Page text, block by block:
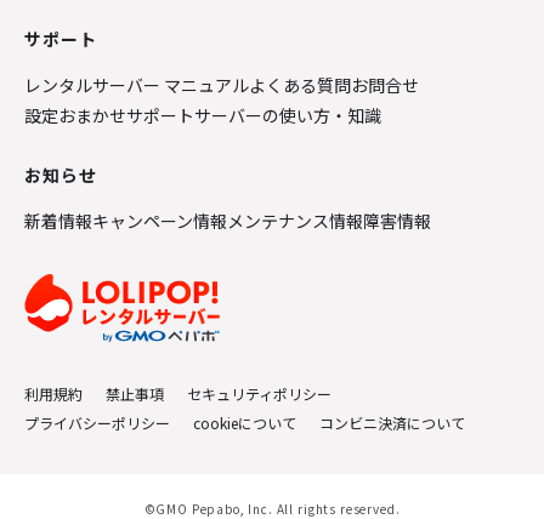
サポート
レンタルサーバー マニュアルよくある質問お問合せ
設定おまかせサポートサーバーの使い方・知識
お知らせ
新着情報キャンペーン情報メンテナンス情報障害情報
利用規約 禁止事項
セキュリティポリシー
プライバシーポリシー
cookieについて コンビニ決済について
©GMO Pepabo, Inc. All rights reserved.